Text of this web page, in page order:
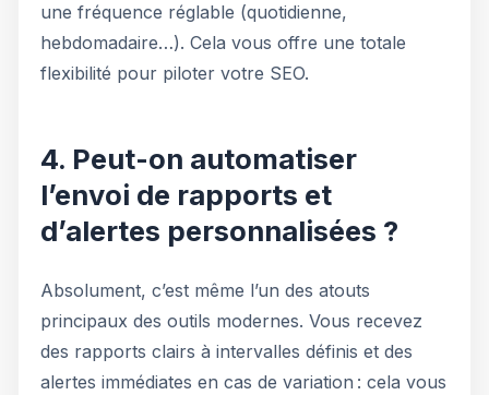
une fréquence réglable (quotidienne,
hebdomadaire…). Cela vous offre une totale
flexibilité pour piloter votre SEO.
4. Peut-on automatiser
l’envoi de rapports et
d’alertes personnalisées ?
Absolument, c’est même l’un des atouts
principaux des outils modernes. Vous recevez
des rapports clairs à intervalles définis et des
alertes immédiates en cas de variation : cela vous